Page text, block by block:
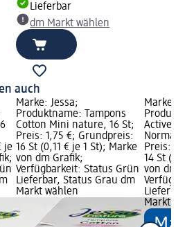
Lieferbar
dm Markt wählen
auch
je
Marke: Jessa;
Produktname: Tampons
Cotton Mini nature, 16 St;
Preis: 1,75 €; Grundpreis:
16 St (0,11 € je 1 St); Marke
von dm Grafik;
Verfügbarkeit: Status Grün
Lieferbar, Status Grau dm
Markt wählen
Marke:
Active
Normal
Preis:
14 St
von dm
Markt